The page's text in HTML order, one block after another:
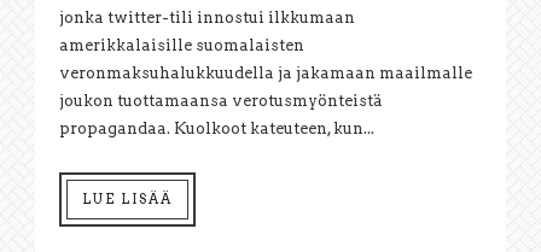
jonka twitter-tili innostui ilkkumaan
amerikkalaisille suomalaisten
veronmaksuhalukkuudella ja jakamaan maailmalle
joukon tuottamaansa verotusmyönteistä
propagandaa. Kuolkoot kateuteen, kun...
LUE LISÄÄ